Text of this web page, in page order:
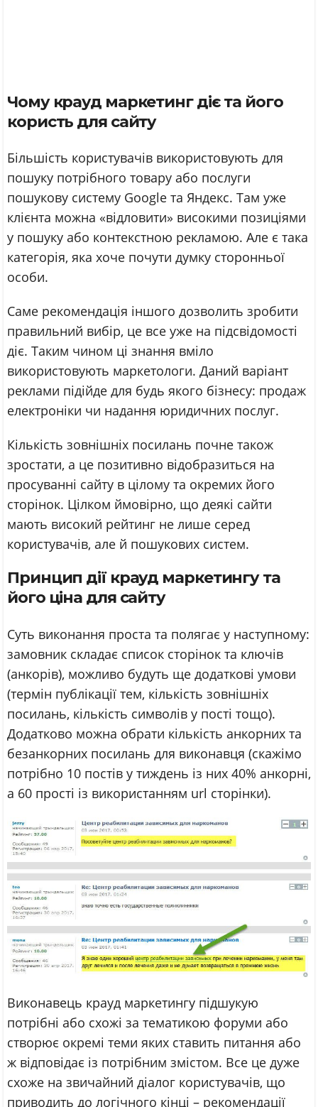
Чому крауд маркетинг діє та його
користь для сайту
Більшість користувачів використовують для
пошуку потрібного товару або послуги
пошукову систему Google та Яндекс. Там уже
клієнта можна «відловити» високими позиціями
у пошуку або контекстною рекламою. Але є така
категорія, яка хоче почути думку сторонньої
особи.
Саме рекомендація іншого дозволить зробити
правильний вибір, це все уже на підсвідомості
діє. Таким чином ці знання вміло
використовують маркетологи. Даний варіант
реклами підійде для будь якого бізнесу: продаж
електроніки чи надання юридичних послуг.
Кількість зовнішніх посилань почне також
зростати, а це позитивно відобразиться на
просуванні сайту в цілому та окремих його
сторінок. Цілком ймовірно, що деякі сайти
мають високий рейтинг не лише серед
користувачів, але й пошукових систем.
Принцип дії крауд маркетингу та
його ціна для сайту
Суть виконання проста та полягає у наступному:
замовник складає список сторінок та ключів
(анкорів), можливо будуть ще додаткові умови
(термін публікації тем, кількість зовнішніх
посилань, кількість символів у пості тощо).
Додатково можна обрати кількість анкорних та
безанкорних посилань для виконавця (скажімо
потрібно 10 постів у тиждень із них 40% анкорні,
а 60 прості із використанням url сторінки).
Виконавець крауд маркетингу підшукую
потрібні або схожі за тематикою форуми або
створює окремі теми яких ставить питання або
ж відповідає із потрібним змістом. Все це дуже
схоже на звичайний діалог користувачів, що
приводить до логічного кінці – рекомендації